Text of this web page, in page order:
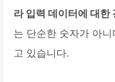
라 입력 데이터에 대한
는 단순한 숫자가 아
고 있습니다.